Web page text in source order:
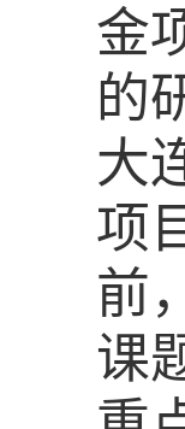
金
的
大
项
前
课